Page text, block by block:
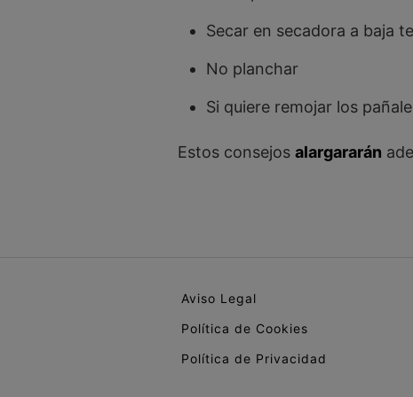
Secar en secadora a baja
No planchar
Si quiere remojar los
Estos consejos alargararán
Aviso Legal
Política de Cookies
Política de Privacidad